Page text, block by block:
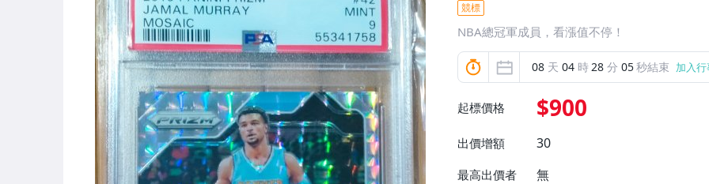
競標
NBA總冠軍成員，看漲值不停！
08 天 04 時28 分 03秒結束 加入
起標價格 $900
出價增額 30
最高出價者 無